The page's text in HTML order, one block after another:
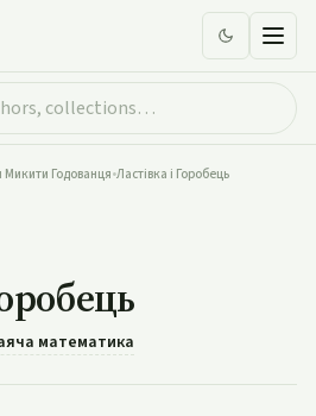
Микити Годованця•Ластівка і Горобець
математика